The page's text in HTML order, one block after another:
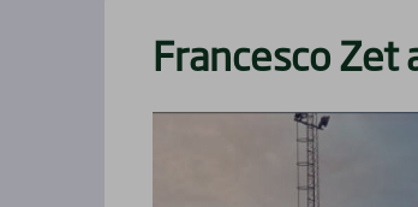
Fran­ces­co